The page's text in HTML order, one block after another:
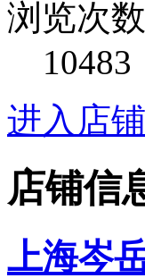
浏览次数
10483
进入店铺
店铺信
上海岑